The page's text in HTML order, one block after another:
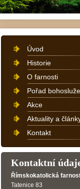
Úvod
Historie
O farnosti
Pořad
Akce
Aktuality a
Kontakt
Kontaktní
Římskokatolická
Tatenice 83